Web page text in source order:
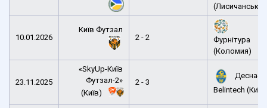
(Лисичанськ)
10.01.2026
Київ Футзал
2 - 2
Фурнітура
(Коломия)
23.11.2025
«SkyUp-Київ
Футзал-2»
(Київ)
2 - 3
Десна-
Belintech (Київ)